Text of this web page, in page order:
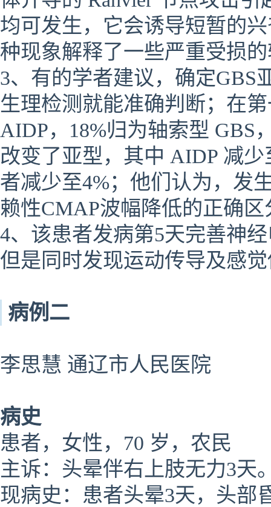
均可发生，它会诱导短暂的
种现象解释了一些严重受损
3、有的学者建议，确定GBS
生理检测就能准确判断；在
AIDP，18%归为轴索型 GBS
改变了亚型，其中 AIDP 减
者减少至4%；他们认为，发
赖性CMAP波幅降低的正确
4、该患者发病第5天完善神
但是同时发现运动传导及感
病例二
李思慧 通辽市人民医院
病史
患者，女性，70 岁，农民
主诉：头晕伴右上肢无力3天
现病史：患者头晕3天，头部